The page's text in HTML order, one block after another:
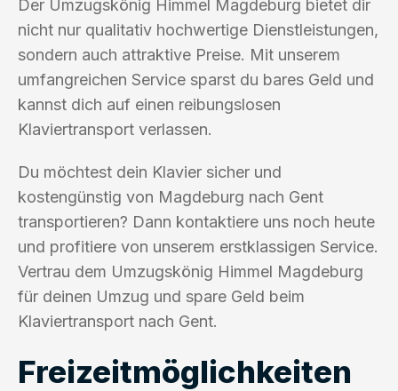
Der Umzugskönig Himmel Magdeburg bietet dir
nicht nur qualitativ hochwertige Dienstleistungen,
sondern auch attraktive Preise. Mit unserem
umfangreichen Service sparst du bares Geld und
kannst dich auf einen reibungslosen
Klaviertransport verlassen.
Du möchtest dein Klavier sicher und
kostengünstig von Magdeburg nach Gent
transportieren? Dann kontaktiere uns noch heute
und profitiere von unserem erstklassigen Service.
Vertrau dem Umzugskönig Himmel Magdeburg
für deinen Umzug und spare Geld beim
Klaviertransport nach Gent.
Freizeitmöglichkeiten